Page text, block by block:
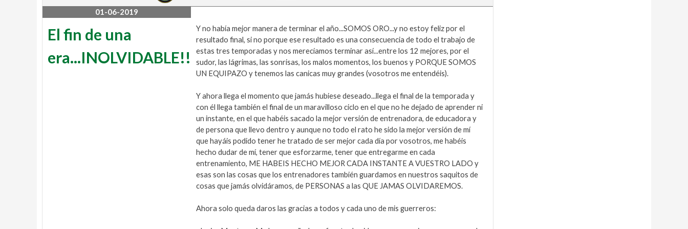
l
a
1
01-06-2019
El fin de una
era...INOLVIDABLE!!
Y no había mejor manera de terminar el año...SOMOS ORO...y no estoy feliz por el
resultado final, si no porque ese resultado es una consecuencia de todo el trabajo de
estas tres temporadas y nos merecíamos terminar así...entre los 12 mejores, por el
sudor, las lágrimas, las sonrisas, los malos momentos, los buenos y PORQUE SOMOS
UN EQUIPAZO y tenemos las canicas muy grandes (vosotros me entendéis).
Y ahora llega el momento que jamás hubiese deseado...llega el final de la temporada y
con él llega también el final de un maravilloso ciclo en el que no he dejado de aprender ni
un instante, en el que habéis sacado la mejor versión de entrenadora, de educadora y
de persona que llevo dentro y aunque no todo el rato he sido la mejor versión de mí
que hayáis podido tener he tratado de ser mejor cada día por vosotros, me habéis
hecho dudar de mí, tener que esforzarme, tener que entregarme en cada
entrenamiento, ME HABEIS HECHO MEJOR CADA INSTANTE A VUESTRO LADO y
esas son las cosas que los entrenadores también guardamos en nuestros saquitos de
cosas que jamás olvidáramos, de PERSONAS a las QUE JAMAS OLVIDAREMOS.
Ahora solo queda daros las gracias a todos y cada uno de mis guerreros: